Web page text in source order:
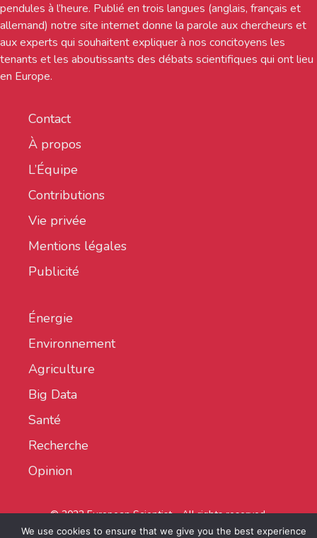
pendules à l’heure. Publié en trois langues (anglais, français et
allemand) notre site internet donne la parole aux chercheurs et
aux experts qui souhaitent expliquer à nos concitoyens les
tenants et les aboutissants des débats scientifiques qui ont lieu
en Europe.
Contact
À propos
L’Équipe
Contributions
Vie privée
Mentions légales
Publicité
Énergie
Environnement
Agriculture
Big Data
Santé
Recherche
Opinion
© 2022 European Scientist - All rights reserved.
We use cookies to ensure that we give you the best experience